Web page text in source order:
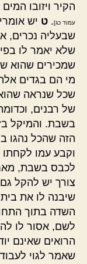
הקיר ויזובו
עמוד כג]. ט יש
שבעליה נכרים,
שלא יאמר לו
שמכירים שהוא
מי הם בגדים
שכל שנראה
של רבנים,
בשבת. והמיקל
הזה שהכל נהגו
וקבע עמו לקחתו
לכבס בשבת,
צורך יש להקל
שיבנה לו את
השדה בתוך
לשם, אסור לו
הרואים שאינם
שאמר לגוי